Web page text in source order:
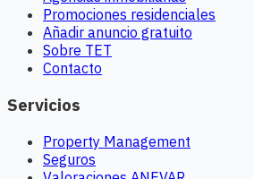
Promociones residenciales
Añadir anuncio gratuito
Sobre TET
Contacto
Servicios
Property Management
Seguros